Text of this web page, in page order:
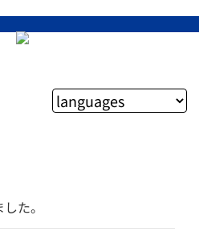
た。